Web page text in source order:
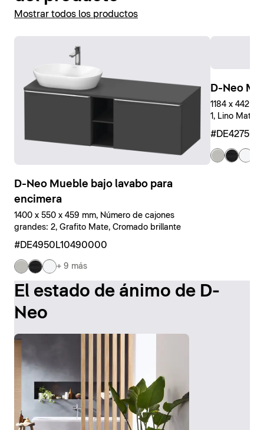
Mostrar todos los productos
D-Neo Mueble bajo lavabo para
encimera
1400 x 550 x 459 mm, Número de cajones
grandes: 2, Grafito Mate, Cromado brillante
#DE4950L10490000
+ 9 más
D-Neo
1184 x 442 x
1, Lino Mate,
El estado de ánimo de D-
Neo